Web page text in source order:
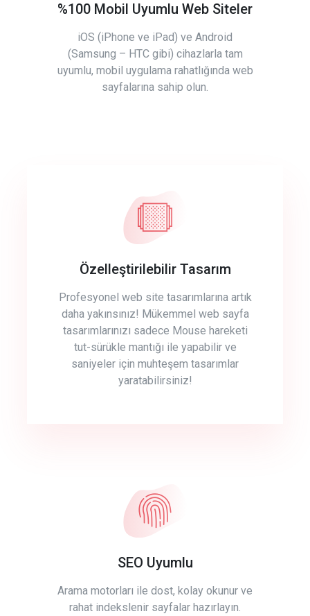
%100 Mobil Uyumlu Web Siteler
iOS (iPhone ve iPad) ve Android
(Samsung – HTC gibi) cihazlarla tam
uyumlu, mobil uygulama rahatlığında web
sayfalarına sahip olun.
Özelleştirilebilir Tasarım
Profesyonel web site tasarımlarına artık
daha yakınsınız! Mükemmel web sayfa
tasarımlarınızı sadece Mouse hareketi
tut-sürükle mantığı ile yapabilir ve
saniyeler için muhteşem tasarımlar
yaratabilirsiniz!
SEO Uyumlu
Arama motorları ile dost, kolay okunur ve
rahat indekslenir sayfalar hazırlayın.